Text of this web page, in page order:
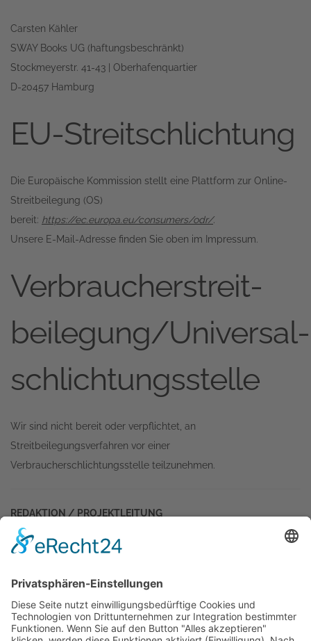
Carsten Kähler
SWAY Books UG (haftungsbeschränkt)
Stockmeyerstr. 41-43 | Oberhafenquartier
D-20457 Hamburg
EU-Streitschlichtung
Die Europäische Kommission stellt eine Plattform zur Online-
Streitbeilegung (OS)
bereit: https://ec.europa.eu/consumers/odr/.
Unsere E-Mail-Adresse finden Sie oben im Impressum.
Verbraucher­streit­
beilegung/Universal­
schlichtungs­stelle
Wir sind nicht bereit oder verpflichtet, an
Streitbeilegungsverfahren vor einer
Verbraucherschlichtungsstelle teilzunehmen.
REDAKTION / PROJEKTLEITUNG
Carsten Kähler / Carlos Kella
Peter Lemke, Alexandra Steinert, Uwe Rehkopf, Helge
FOTOGRAFIE / BILDNACHWEISE